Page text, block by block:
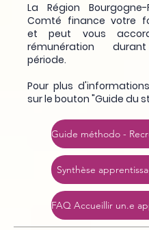
La Région Bourgogne-
Comté finance votre
et peut vous
rémunération
période.
Pour plus
sur le bouton "Guide du
Synthèse